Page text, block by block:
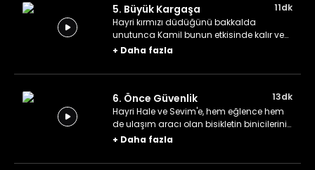
5. Büyük Kargaşa
11dk
Hayri kırmızı düdüğünü bakkalda
unutunca Kamil bunun etkisinde kalır ve
rüyasında trafikte büyük bir karmaşaya
+ Daha fazla
6. Önce Güvenlik
13dk
Hayri Hale ve Sevim'e, hem eğlence hem
de ulaşım aracı olan bisikletin binicilerinin
de güvenlikleri için alması gereken
+ Daha fazla